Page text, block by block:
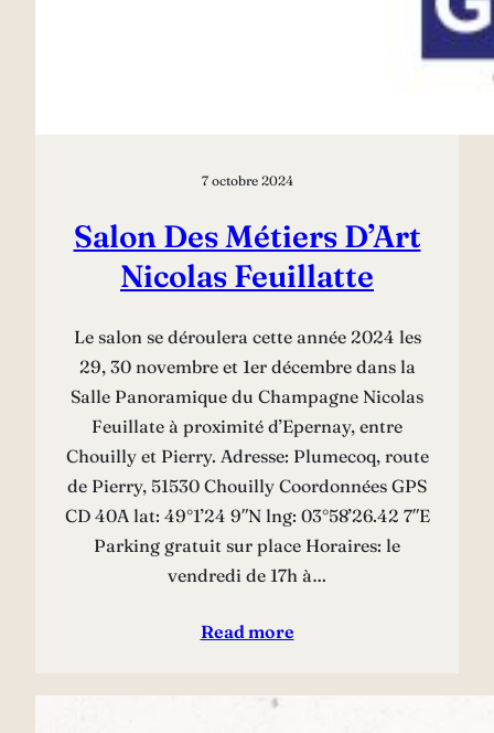
7 octobre 2024
Salon Des Métiers D’Art
Nicolas Feuillatte
Le salon se déroulera cette année 2024 les
29, 30 novembre et 1er décembre dans la
Salle Panoramique du Champagne Nicolas
Feuillate à proximité d’Epernay, entre
Chouilly et Pierry. Adresse: Plumecoq, route
de Pierry, 51530 Chouilly Coordonnées GPS
CD 40A lat: 49°1’24 9″N lng: 03°58’26.42 7″E
Parking gratuit sur place Horaires: le
vendredi de 17h à…
Read more